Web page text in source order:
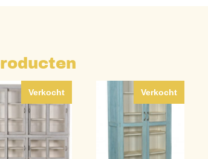
Verkocht Verkocht